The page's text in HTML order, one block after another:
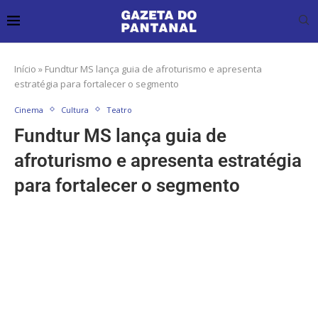
Início » Fundtur MS lança guia de afroturismo e apresenta
estratégia para fortalecer o segmento
Cinema Cultura Teatro
Fundtur MS lança guia de
afroturismo e apresenta estratégia
para fortalecer o segmento